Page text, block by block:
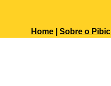
Home Sobre o Pibic